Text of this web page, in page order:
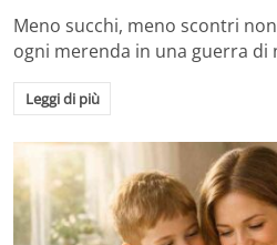
Meno succhi, meno scontri
ogni merenda in una guerra di
Leggi di più